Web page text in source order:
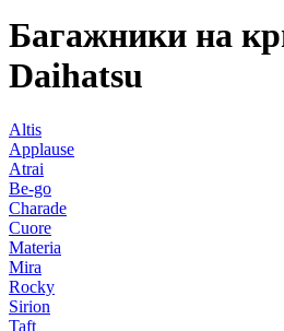
Багажники на
Daihatsu
Altis
Applause
Atrai
Be-go
Charade
Cuore
Materia
Mira
Rocky
Sirion
Taft